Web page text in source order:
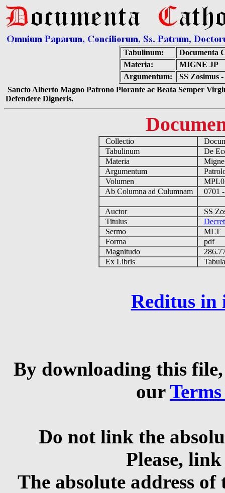
Tabulinum:
Documenta
Materia:
MIGNE JP
Argumentum:
SS Zosimus
Sancto Alberto Magno Patrono Plorante ac Beata Semper
Defendere Digneris.
Collectio
Tabulinum
De
Materia
Argumentum
Volumen
Ab Columna ad Culumnam
0701
Auctor
SS
Titulus
Sermo
MLT
Forma
pdf
Magnitudo
Ex Libris
Reditus in
By downloading this
our
Do not link the
Please,
The absolute address